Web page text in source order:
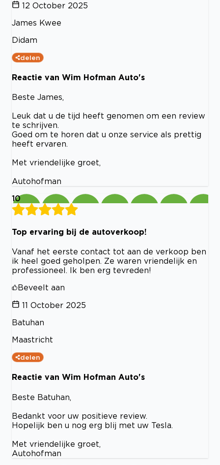
12 October 2025
James Kwee
Didam
delen
Reactie van Wim Hofman Auto's
Beste James,
Leuk dat u de tijd heeft genomen om een review
te schrijven.
Goed om te horen dat u onze service als prettig
heeft ervaren.
Met vriendelijke groet,
Autohofman
10
Top ervaring bij de autoverkoop!
Vanaf het eerste contact tot aan de verkoop ben
ik heel goed geholpen. Ze waren vriendelijk en
professioneel. Ik ben erg tevreden!
Beveelt aan
11 October 2025
Batuhan
Maastricht
delen
Reactie van Wim Hofman Auto's
Beste Batuhan,
Bedankt voor uw positieve review.
Hopelijk ben u nog erg blij met uw Tesla.
Met vriendelijke groet,
Autohofman